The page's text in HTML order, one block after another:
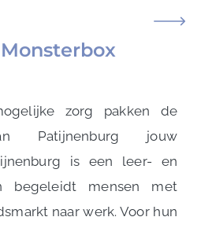
zorg pakken de
Patijnenburg jouw
is een leer- en
begeleidt mensen met
naar werk. Voor hun